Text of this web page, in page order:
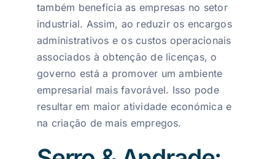
também beneficia as empresas no setor
industrial. Assim, ao reduzir os encargos
administrativos e os custos operacionais
associados à obtenção de licenças, o
governo está a promover um ambiente
empresarial mais favorável. Isso pode
resultar em maior atividade económica e
na criação de mais empregos.